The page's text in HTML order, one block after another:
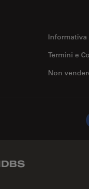
Informativa
Non
Termini e